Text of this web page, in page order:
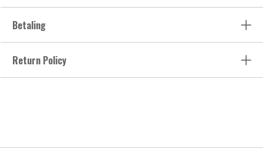
Betaling
Return Policy